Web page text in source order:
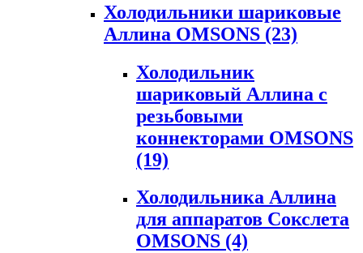
Холодильники шариковые
Аллина OMSONS (23)
Холодильник
шариковый Аллина с
резьбовыми
коннекторами OMSONS
(19)
Холодильника Аллина
для аппаратов Сокслета
OMSONS (4)